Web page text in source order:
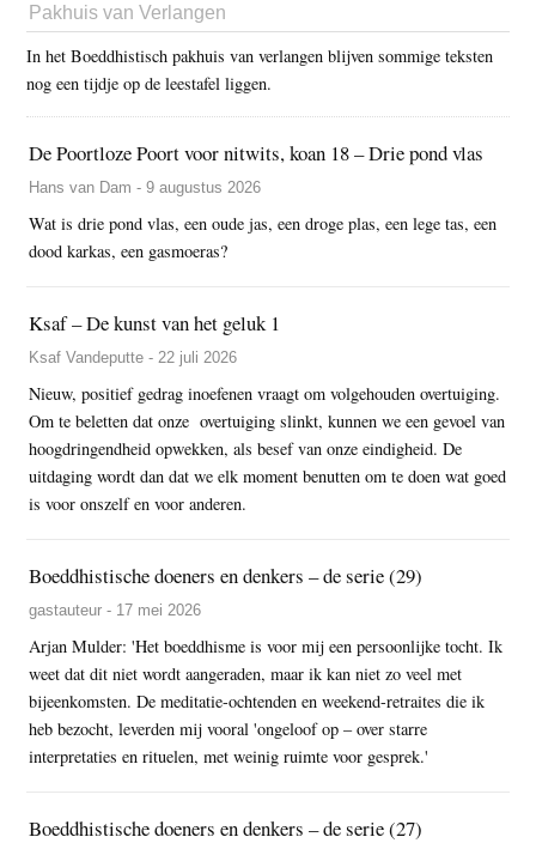
Pakhuis van Verlangen
In het Boeddhistisch pakhuis van verlangen blijven sommige teksten
nog een tijdje op de leestafel liggen.
De Poortloze Poort voor nitwits, koan 18 – Drie pond vlas
Hans van Dam - 9 augustus 2026
Wat is drie pond vlas, een oude jas, een droge plas, een lege tas, een
dood karkas, een gasmoeras?
Ksaf – De kunst van het geluk 1
Ksaf Vandeputte - 22 juli 2026
Nieuw, positief gedrag inoefenen vraagt om volgehouden overtuiging.
Om te beletten dat onze overtuiging slinkt, kunnen we een gevoel van
hoogdringendheid opwekken, als besef van onze eindigheid. De
uitdaging wordt dan dat we elk moment benutten om te doen wat goed
is voor onszelf en voor anderen.
Boeddhistische doeners en denkers – de serie (29)
gastauteur - 17 mei 2026
Arjan Mulder: 'Het boeddhisme is voor mij een persoonlijke tocht. Ik
weet dat dit niet wordt aangeraden, maar ik kan niet zo veel met
bijeenkomsten. De meditatie-ochtenden en weekend-retraites die ik
heb bezocht, leverden mij vooral 'ongeloof op – over starre
interpretaties en rituelen, met weinig ruimte voor gesprek.'
Boeddhistische doeners en denkers – de serie (27)